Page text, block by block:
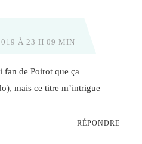
À 23 H 09 MIN
fan de Poirot que ça
mais ce titre m’intrigue
RÉPONDRE